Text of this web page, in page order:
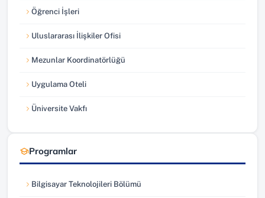
Öğrenci İşleri
(yeni sekmede açılır)
Uluslararası İlişkiler Ofisi
(yeni sekmede açılır)
Mezunlar Koordinatörlüğü
(yeni sekmede açılır)
Uygulama Oteli
(yeni sekmede açılır)
Üniversite Vakfı
(yeni sekmede açılır)
Programlar
Bilgisayar Teknolojileri Bölümü